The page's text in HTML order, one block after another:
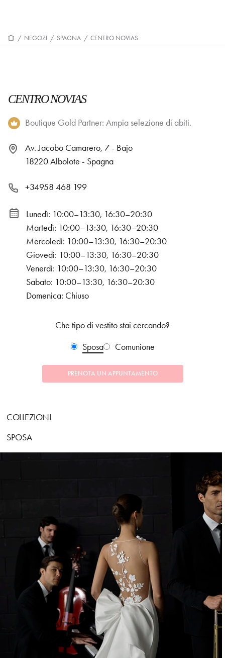
/ NEGOZI / SPAGNA / CENTRO NOVIAS
CENTRO NOVIAS
Boutique Gold Partner: Ampia selezione di abiti.
Av. Jacobo Camarero, 7 - Bajo
18220 Albolote - Spagna
+34958 468 199
Lunedì: 10:00–13:30, 16:30–20:30
Martedì: 10:00–13:30, 16:30–20:30
Mercoledì: 10:00–13:30, 16:30–20:30
Giovedì: 10:00–13:30, 16:30–20:30
Venerdì: 10:00–13:30, 16:30–20:30
Sabato: 10:00–13:30, 16:30–20:30
Domenica: Chiuso
Che tipo di vestito stai cercando?
Sposa
Comunione
PRENOTA UN APPUNTAMENTO
COLLEZIONI
SPOSA